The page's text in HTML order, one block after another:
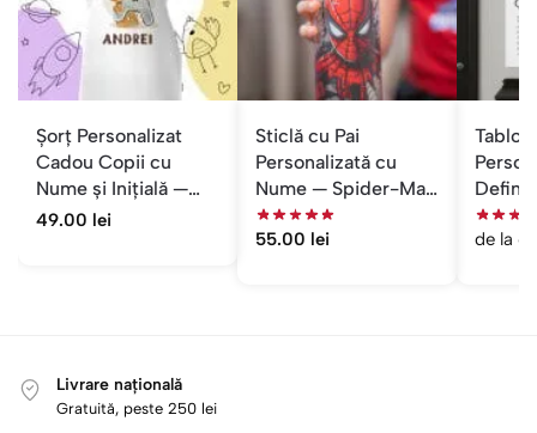
Șorț Personalizat
Cadou Copii cu
Nume și Inițială —
Băieți
49.00 lei
Sticlă cu Pai
Personalizată cu
Nume — Spider-Man
pentru Școală
55.00 lei
Cadou
de la
Livrare națională
Gratuită, peste 250 lei